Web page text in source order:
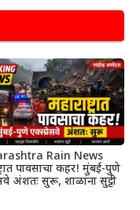
Rain News
पावसाचा कहर! मुंबई-पुणे
अंशतः सुरू, शाळांना सुट्टी